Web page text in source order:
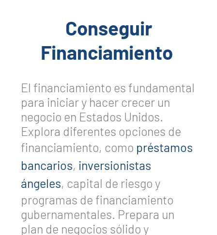
Conseguir
Financiamiento
El financiamiento es fundamental
para iniciar y hacer crecer un
negocio en Estados Unidos.
Explora diferentes opciones de
financiamiento, como préstamos
bancarios, inversionistas
ángeles, capital de riesgo y
programas de financiamiento
gubernamentales. Prepara un
plan de negocios sólido y